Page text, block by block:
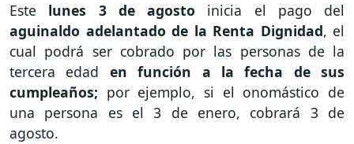
Este lunes 3 de agosto inicia el pago del
aguinaldo adelantado de la Renta Dignidad, el
cual podrá ser cobrado por las personas de la
tercera edad en función a la fecha de sus
cumpleaños; por ejemplo, si el onomástico de
una persona es el 3 de enero, cobrará 3 de
agosto.